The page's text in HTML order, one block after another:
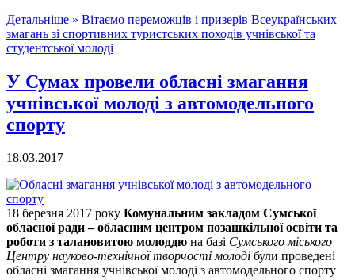
Детальніше » Вітаємо переможців і призерів Всеукраїнських
змагань зі спортивних туристських походів учнівської та
студентської молоді
У Сумах провели обласні змагання
учнівської молоді з автомодельного
спорту
18.03.2017
18 березня 2017 року Комунальним закладом Сумської
обласної ради – обласним центром позашкільної освіти та
роботи з талановитою молоддю на базі Сумського міського
Центру науково-технічної творчості молоді були проведені
обласні змагання учнівської молоді з автомодельного спорту